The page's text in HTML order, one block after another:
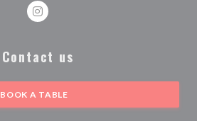
Instagram ((opens in a new
Contact us
BOOK A TABLE